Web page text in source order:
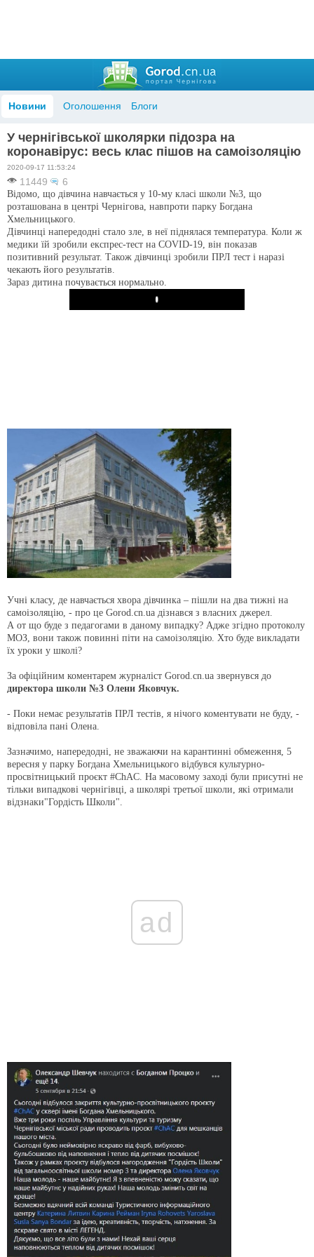
Новини Оголошення Блоги
У чернігівської школярки підозра на
коронавірус: весь клас пішов на самоізоляцію
2020-09-17 11:53:24
11449 6
Відомо, що дівчина навчається у 10-му класі школи №3, що
розташована в центрі Чернігова, навпроти парку Богдана
Хмельницького.
Дівчинці напередодні стало зле, в неї піднялася температура. Коли ж
медики їй зробили експрес-тест на COVID-19, він показав
позитивний результат. Також дівчинці зробили ПРЛ тест і наразі
чекають його результатів.
Зараз дитина почувається нормально.
Play
Учні класу, де навчається хвора дівчинка – пішли на два тижні на
самоізоляцію, - про це Gorod.cn.ua дізнався з власних джерел.
А от що буде з педагогами в даному випадку? Адже згідно протоколу
МОЗ, вони також повинні піти на самоізоляцію. Хто буде викладати
їх уроки у школі?
За офіційним коментарем журналіст Gorod.cn.ua звернувся до
директора школи №3 Олени Яковчук.
- Поки немає результатів ПРЛ тестів, я нічого коментувати не буду, -
відповіла пані Олена.
Зазначимо, напередодні, не зважаючи на карантинні обмеження, 5
вересня у парку Богдана Хмельницького відбувся культурно-
просвітницький проєкт #ChAC. На масовому заході були присутні не
тільки випадкові чернігівці, а школярі третьої школи, які отримали
відзнаки"Гордість Школи".
ad